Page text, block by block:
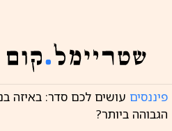
פיננסים עושים לכם סדר: באיזה
הגבוהה ביותר?